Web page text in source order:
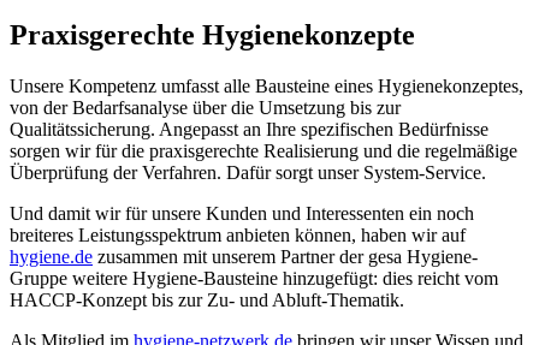
Praxisgerechte Hygienekonzepte
Unsere Kompetenz umfasst alle Bausteine eines Hygienekonzeptes,
von der Bedarfsanalyse über die Umsetzung bis zur
Qualitätssicherung. Angepasst an Ihre spezifischen Bedürfnisse
sorgen wir für die praxisgerechte Realisierung und die regelmäßige
Überprüfung der Verfahren. Dafür sorgt unser System-Service.
Und damit wir für unsere Kunden und Interessenten ein noch
breiteres Leistungsspektrum anbieten können, haben wir auf
hygiene.de zusammen mit unserem Partner der gesa Hygiene-
Gruppe weitere Hygiene-Bausteine hinzugefügt: dies reicht vom
HACCP-Konzept bis zur Zu- und Abluft-Thematik.
Als Mitglied im hygiene-netzwerk.de bringen wir unser Wissen und